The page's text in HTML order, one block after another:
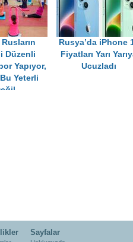
Düzenli
Yapıyor,
Yeterli
Rusya’da iPhone
Fiyatları Yarı
Ucuzladı
Sayfalar